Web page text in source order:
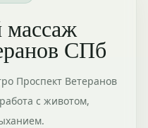
массаж
СПб
Проспект Ветеранов
с животом,